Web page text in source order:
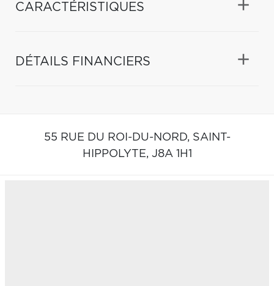
CARACTÉRISTIQUES
DÉTAILS FINANCIERS
55 RUE DU ROI-DU-NORD, SAINT-
HIPPOLYTE, J8A 1H1